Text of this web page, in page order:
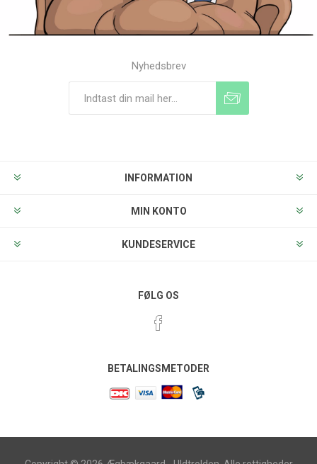
Nyhedsbrev
INFORMATION
MIN KONTO
KUNDESERVICE
FØLG OS
BETALINGSMETODER